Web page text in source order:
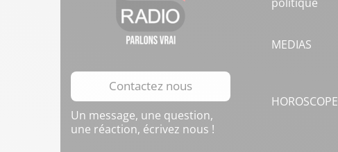
Contactez nous
Un message, une question,
une réaction, écrivez nous !
MEDIAS
HOROSCOPE